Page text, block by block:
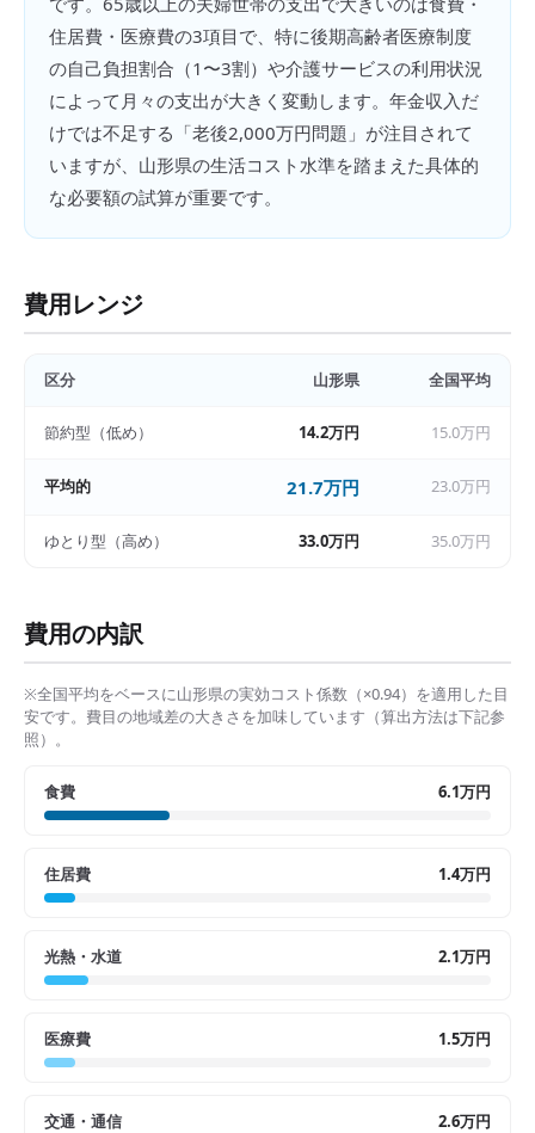
住居費・医療費の3項目で、特に後期高齢者医療制度
の自己負担割合（1〜3割）や介護サービスの利用状況
によって月々の支出が大きく変動します。年金収入だ
けでは不足する「老後2,000万円問題」が注目されて
いますが、山形県の生活コスト水準を踏まえた具体的
な必要額の試算が重要です。
費用レンジ
区分 山形県 全国平均
節約型（低め） 14.2万円 15.0万円
平均的 21.7万円 23.0万円
ゆとり型（高め） 33.0万円 35.0万円
費用の内訳
※全国平均をベースに山形県の実効コスト係数（×0.94）を適用した目
安です。費目の地域差の大きさを加味しています（算出方法は下記参
照）。
食費 6.1万円
住居費 1.4万円
光熱・水道 2.1万円
医療費 1.5万円
交通・通信 2.6万円